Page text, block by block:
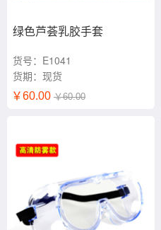
绿色芦荟乳胶手套
货号：E1041
货期：现货
￥60.00 ￥60.00